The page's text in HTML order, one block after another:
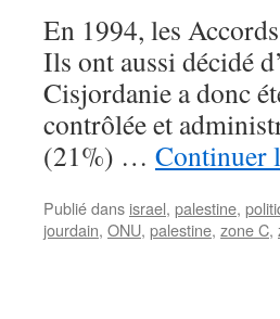
En 1994, les
Ils ont aussi décidé
Cisjordanie a donc
contrôlée et
(21%) … Continuer
Publié dans israel, palestine,
jourdain, ONU, palestine, zone C,